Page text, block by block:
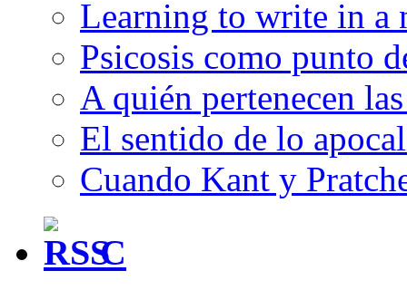
Learning to write in a
Psicosis como punto
A quién pertenecen
El sentido de lo
Cuando Kant y
C